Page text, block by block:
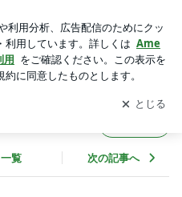
作家＆教室 はちみつブログ
の更新通知
を受け取りまし
開く
一覧 次の記事へ